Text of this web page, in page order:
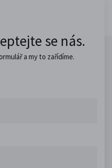
se nás.
a my to zařídíme.